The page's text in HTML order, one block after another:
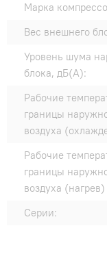
Марка
Вес внешнего
Уровень шума
блока, дБ(А):
Рабочие
границы
воздуха
Рабочие
границы
воздуха (нагрев)
Серии: